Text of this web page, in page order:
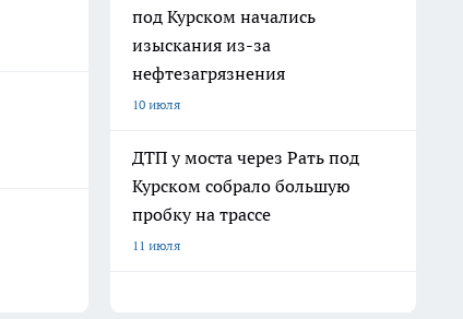
под Курском начались
изыскания из-за
нефтезагрязнения
10 июля
ДТП у моста через Рать под
Курском собрало большую
пробку на трассе
11 июля